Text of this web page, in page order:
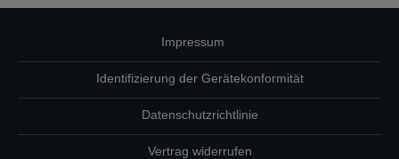
Impressum
Identifizierung der Gerätekonformität
Datenschutzrichtlinie
Vertrag widerrufen